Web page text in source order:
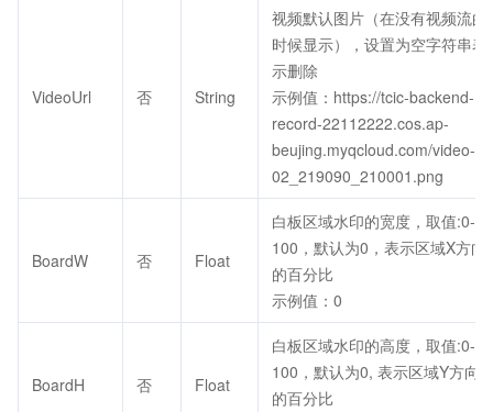
VideoUrl 否 String
视频默认图片（在没有视频流的
时候显示），设置为空字符串表
示删除
示例值：https://tcic-backend-
record-22112222.cos.ap-
beujing.myqcloud.com/video-
02_219090_210001.png
BoardW 否 Float
白板区域水印的宽度，取值:0-
100，默认为0，表示区域X方向
的百分比
示例值：0
BoardH 否 Float
白板区域水印的高度，取值:0-
100，默认为0, 表示区域Y方向
的百分比